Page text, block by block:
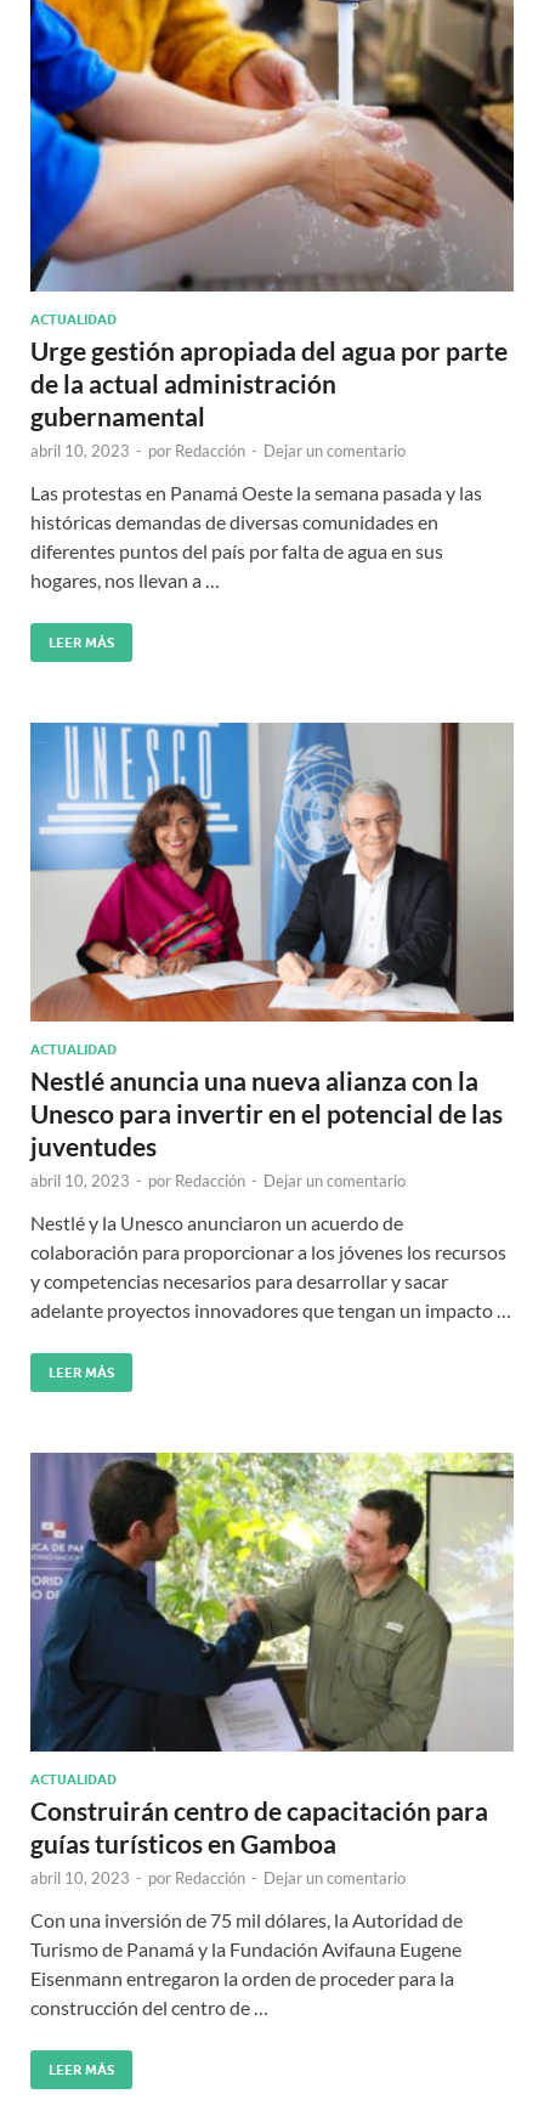
ACTUALIDAD
Urge gestión apropiada del agua por parte
de la actual administración
gubernamental
abril 10, 2023 - por Redacción - Dejar un comentario
Las protestas en Panamá Oeste la semana pasada y las
históricas demandas de diversas comunidades en
diferentes puntos del país por falta de agua en sus
hogares, nos llevan a …
LEER MÁS
ACTUALIDAD
Nestlé anuncia una nueva alianza con la
Unesco para invertir en el potencial de las
juventudes
abril 10, 2023 - por Redacción - Dejar un comentario
Nestlé y la Unesco anunciaron un acuerdo de
colaboración para proporcionar a los jóvenes los recursos
y competencias necesarios para desarrollar y sacar
adelante proyectos innovadores que tengan un impacto …
LEER MÁS
ACTUALIDAD
Construirán centro de capacitación para
guías turísticos en Gamboa
abril 10, 2023 - por Redacción - Dejar un comentario
Con una inversión de 75 mil dólares, la Autoridad de
Turismo de Panamá y la Fundación Avifauna Eugene
Eisenmann entregaron la orden de proceder para la
construcción del centro de …
LEER MÁS